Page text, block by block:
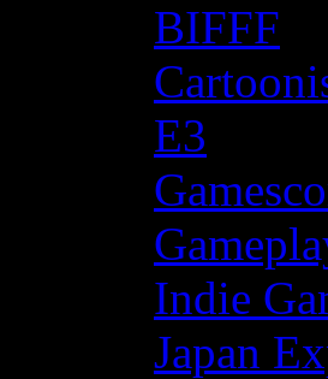
BIFFF
E3
Indie
Japan